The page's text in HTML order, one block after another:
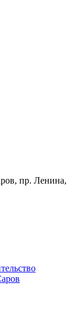
пр. Ленина,